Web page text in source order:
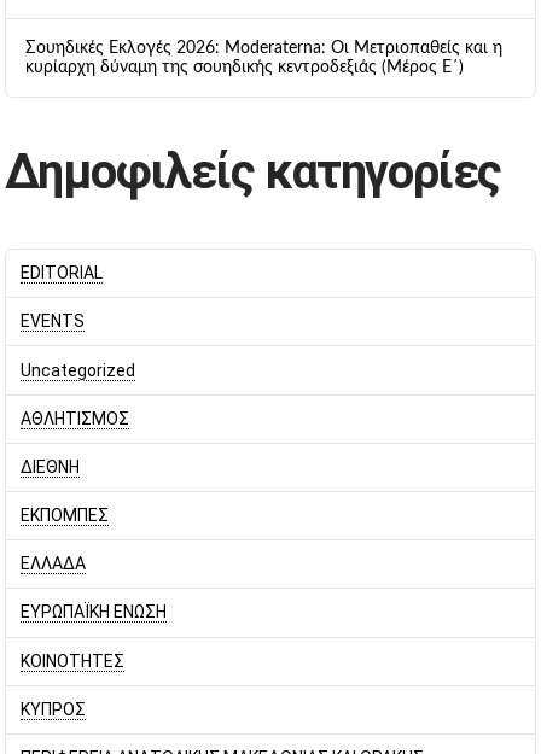
Σουηδικές Εκλογές 2026: Moderaterna: Οι Μετριοπαθείς και η
κυρίαρχη δύναμη της σουηδικής κεντροδεξιάς (Μέρος Ε΄)
Δημοφιλείς κατηγορίες
EDITORIAL
EVENTS
Uncategorized
ΑΘΛΗΤΙΣΜΟΣ
ΔΙΕΘΝΗ
ΕΚΠΟΜΠΕΣ
ΕΛΛΑΔΑ
ΕΥΡΩΠΑΪΚΗ ΕΝΩΣΗ
ΚΟΙΝΟΤΗΤΕΣ
ΚΥΠΡΟΣ